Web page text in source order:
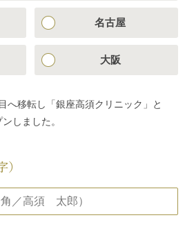
名古屋
大阪
へ移転し「銀座高須クリニック」と
しました。